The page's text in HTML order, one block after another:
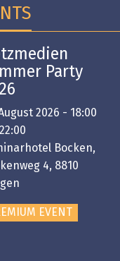
Party
2026 - 18:00
Bocken,
4, 8810
EVENT